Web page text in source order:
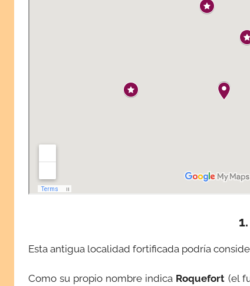
Esta antigua localidad fortificada podría
Como su propio nombre indica Roquefort (el